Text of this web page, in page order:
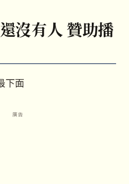
沒有人 贊助播
下面